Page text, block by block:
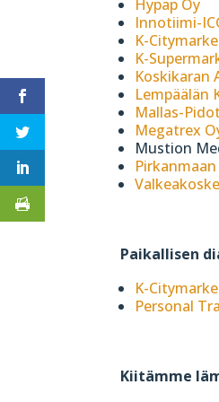
Hypap Oy
Innotiimi-
K-
K-
Koskikaran
Lempäälän
Mallas-
Megatrex
Mustion
Paikallisen
K-
Personal
Kiitämme